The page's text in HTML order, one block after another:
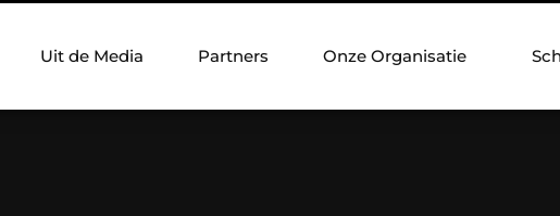
Uit de Media Partners Onze Organisatie